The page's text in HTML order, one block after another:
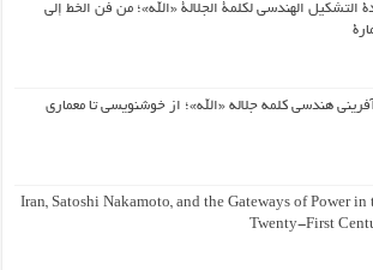
التشكيل الهندسي لكلمة الجلالة «الله»؛ من فن الخط إلى
هندسی کلمه جلاله «الله»؛ از خوشنویسی تا معماری
Iran, Satoshi Nakamoto, and the Gateways of Power in
Twenty-First